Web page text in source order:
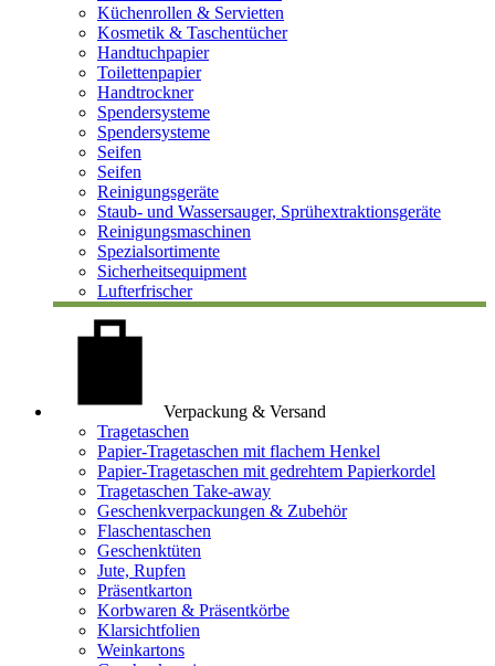
Küchenrollen & Servietten
Kosmetik & Taschentücher
Handtuchpapier
Toilettenpapier
Handtrockner
Spendersysteme
Spendersysteme
Seifen
Seifen
Reinigungsgeräte
Staub- und Wassersauger, Sprühextraktionsgeräte
Reinigungsmaschinen
Spezialsortimente
Sicherheitsequipment
Lufterfrischer
Verpackung & Versand
Tragetaschen
Papier-Tragetaschen mit flachem Henkel
Papier-Tragetaschen mit gedrehtem Papierkordel
Tragetaschen Take-away
Geschenkverpackungen & Zubehör
Flaschentaschen
Geschenktüten
Jute, Rupfen
Präsentkarton
Korbwaren & Präsentkörbe
Klarsichtfolien
Weinkartons